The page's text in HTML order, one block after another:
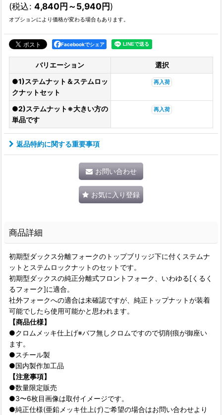
(税込: 4,840円～5,940円)
オプションにより価格が変わる場合もあります。
Facebookでシェア
バリエーション
選択
●1)ステムナット＆ステムロッ
クナットセット
再入荷
●2)ステムナット※大きい方の
単品です
再入荷
返品特約に関する重要事項
お問い合わせ
お気に入り登録
商品詳細
初期型ダックス分離フォークのトップブリッジ下に付くステムナ
ットとステムロックナットのセットです。
初期型ダックスの純正分離式フロントフォーク、いわゆる[くるく
るフォーク]に適合。
社外フォークへの適合は未確認ですが、純正トップナットが装着
可能でしたら使用可能かと思われます。
【商品仕様】
●クロムメッキ仕上げ※バフ無しクロムですので切削痕が御座い
ます。
●スチール製
●国内製作加工品
【注意事項】
●数量限定販売
●3〜6枚目画像は取付イメージです。
●純正仕様(亜鉛メッキ仕上げ)ご希望の場合はお問い合わせより